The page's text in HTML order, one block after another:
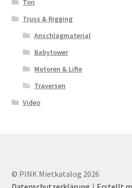
Ton
Truss & Rigging
Anschlagmaterial
Babytower
Motoren & Lifte
Traversen
Video
© PINK Mietkatalog 2026